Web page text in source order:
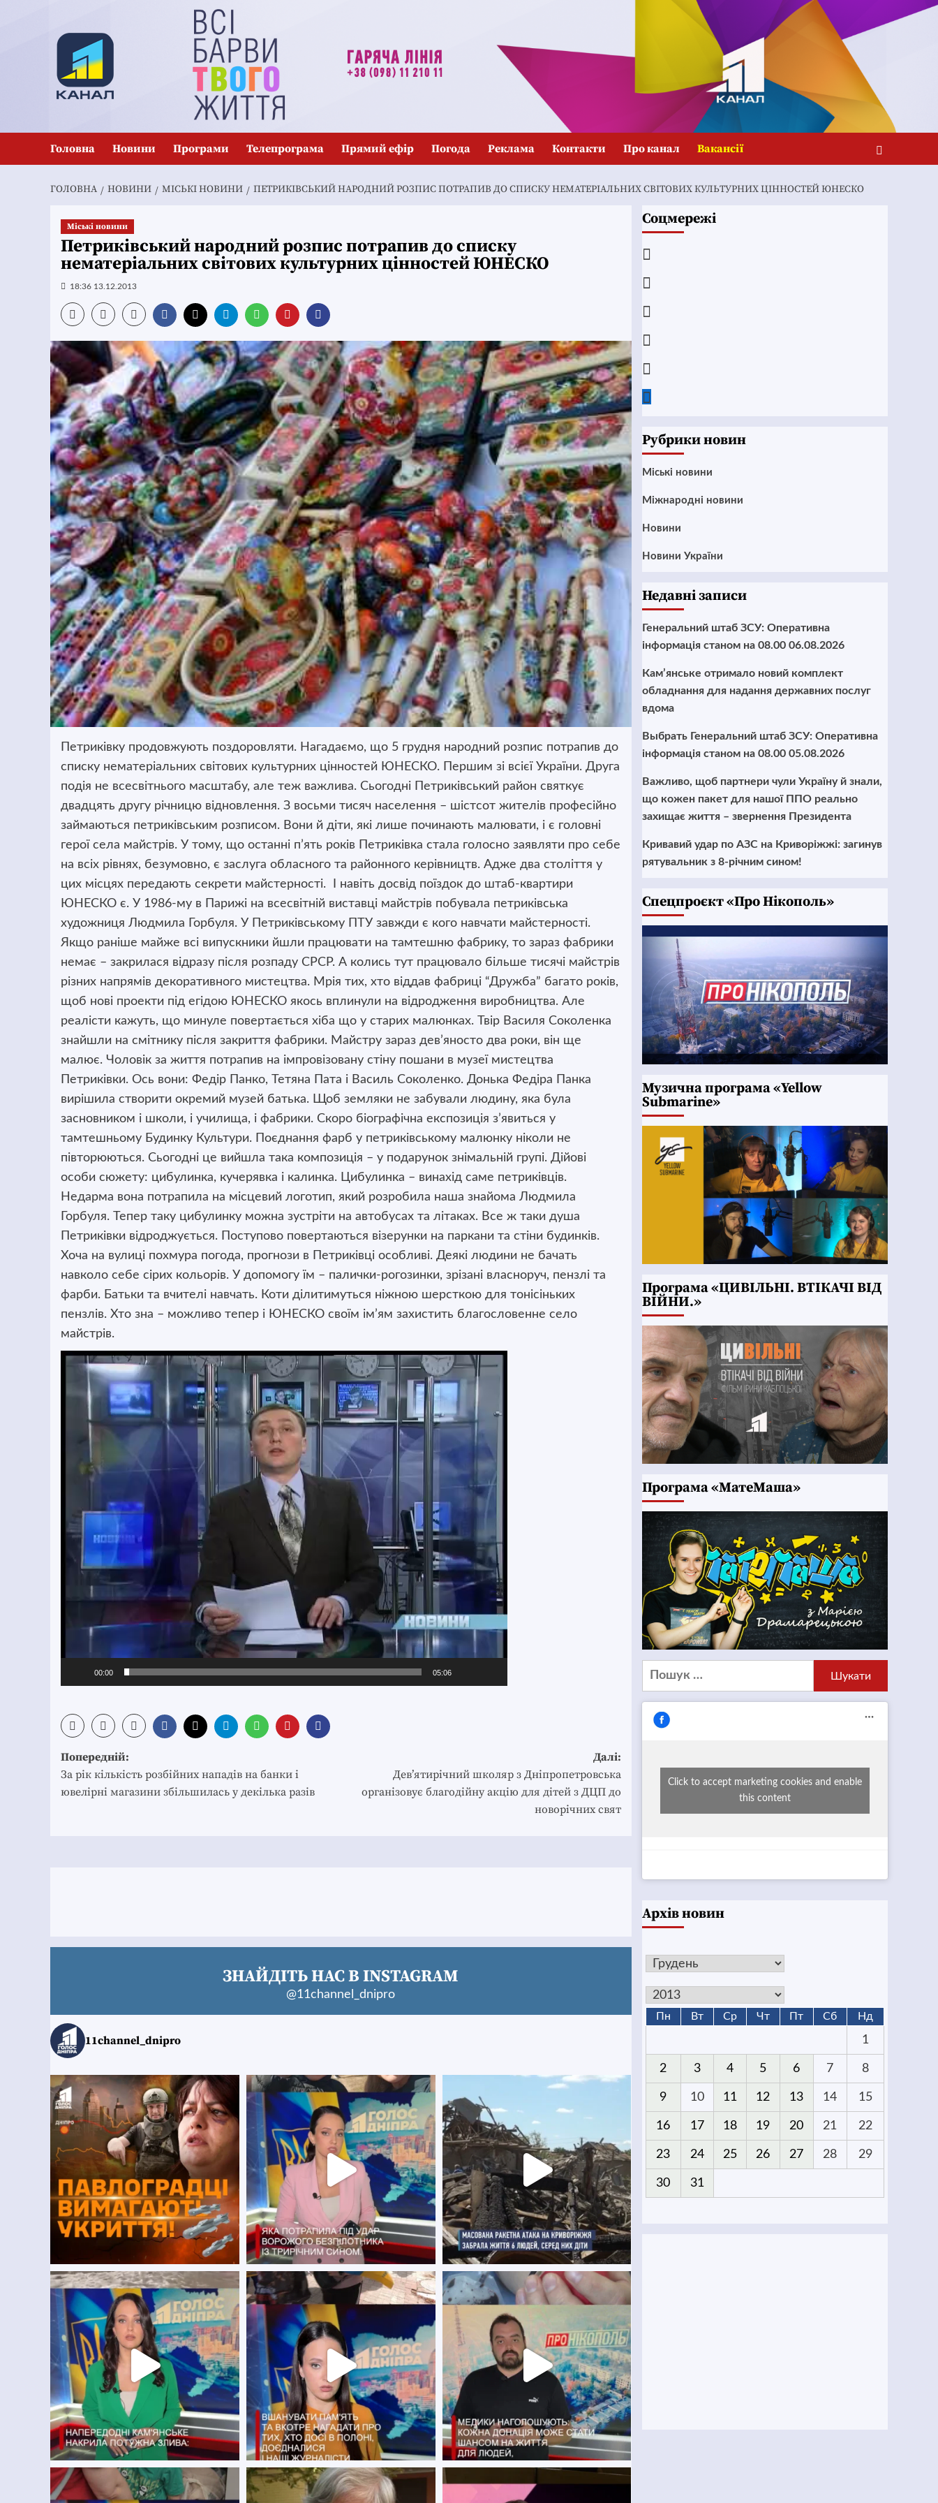
Головна Новини Програми Телепрограма Прямий ефір Погода Реклама Контакти Про канал Вакансії
ГОЛОВНА НОВИНИ MІСЬКІ НОВИНИ ПЕТРИКІВСЬКИЙ НАРОДНИЙ РОЗПИС ПОТРАПИВ ДО СПИСКУ НЕМАТЕРІАЛЬНИХ СВІТОВИХ КУЛЬТУРНИХ ЦІННОСТЕЙ ЮНЕСКО
Mіські новини
Петриківський народний розпис потрапив до списку
нематеріальних світових культурних цінностей ЮНЕСКО
18:36 13.12.2013
Петриківку продовжують поздоровляти. Нагадаємо, що 5 грудня народний розпис потрапив до
списку нематеріальних світових культурних цінностей ЮНЕСКО. Першим зі всієї України. Друга
подія не всесвітнього масштабу, але теж важлива. Сьогодні Петриківський район святкує
двадцять другу річницю відновлення. З восьми тисяч населення – шістсот жителів професійно
займаються петриківським розписом. Вони й діти, які лише починають малювати, і є головні
герої села майстрів. У тому, що останні п’ять років Петриківка стала голосно заявляти про себе
на всіх рівнях, безумовно, є заслуга обласного та районного керівництв. Адже два століття у
цих місцях передають секрети майстерності. І навіть досвід поїздок до штаб-квартири
ЮНЕСКО є. У 1986-му в Парижі на всесвітній виставці майстрів побувала петриківська
художниця Людмила Горбуля. У Петриківському ПТУ завжди є кого навчати майстерності.
Якщо раніше майже всі випускники йшли працювати на тамтешню фабрику, то зараз фабрики
немає – закрилася відразу після розпаду СРСР. А колись тут працювало більше тисячі майстрів
різних напрямів декоративного мистецтва. Мрія тих, хто віддав фабриці “Дружба” багато років,
щоб нові проекти під егідою ЮНЕСКО якось вплинули на відродження виробництва. Але
реалісти кажуть, що минуле повертається хіба що у старих малюнках. Твір Василя Соколенка
знайшли на смітнику після закриття фабрики. Майстру зараз дев’яносто два роки, він ще
малює. Чоловік за життя потрапив на імпровізовану стіну пошани в музеї мистецтва
Петриківки. Ось вони: Федір Панко, Тетяна Пата і Василь Соколенко. Донька Федіра Панка
вирішила створити окремий музей батька. Щоб земляки не забували людину, яка була
засновником і школи, і училища, і фабрики. Скоро біографічна експозиція з’явиться у
тамтешньому Будинку Культури. Поєднання фарб у петриківському малюнку ніколи не
півторюються. Сьогодні це вийшла така композиція – у подарунок знімальній групі. Дійові
особи сюжету: цибулинка, кучерявка і калинка. Цибулинка – винахід саме петриківців.
Недарма вона потрапила на місцевий логотип, який розробила наша знайома Людмила
Горбуля. Тепер таку цибулинку можна зустріти на автобусах та літаках. Все ж таки душа
Петриківки відроджується. Поступово повертаються візерунки на паркани та стіни будинків.
Хоча на вулиці похмура погода, прогнози в Петриківці особливі. Деякі людини не бачать
навколо себе сірих кольорів. У допомогу їм – палички-рогозинки, зрізані власноруч, пензлі та
фарби. Батьки та вчителі навчать. Коти ділитимуться ніжною шерсткою для тонісіньких
пензлів. Хто зна – можливо тепер і ЮНЕСКО своїм ім’ям захистить благословенне село
майстрів.
Відеопрогравач
00:00 05:06
Post
navigation
Попередній:
За рік кількість розбійних нападів на банки і
ювелірні магазини збільшилась у декілька разів
Далі:
Дев’ятирічний школяр з Дніпропетровська
організовує благодійну акцію для дітей з ДЦП до
новорічних свят
ЗНАЙДІТЬ НАС В INSTAGRAM
@11channel_dnipro
11channel_dnipro
Соцмережі
Рубрики новин
Mіські новини
Міжнародні новини
Новини
Новини України
Недавні записи
Генеральний штаб ЗСУ: Оперативна
інформація станом на 08.00 06.08.2026
Кам’янське отримало новий комплект
обладнання для надання державних послуг
вдома
Выбрать Генеральний штаб ЗСУ: Оперативна
інформація станом на 08.00 05.08.2026
Важливо, щоб партнери чули Україну й знали,
що кожен пакет для нашої ППО реально
захищає життя – звернення Президента
Кривавий удар по АЗС на Криворіжжі: загинув
рятувальник з 8-річним сином!
Cпецпроєкт «Про Нікополь»
Музична програма «Yellow
Submarine»
Програма «ЦИВІЛЬНІ. ВТІКАЧІ ВІД
ВІЙНИ.»
Програма «МатеМаша»
Пошук:
Click to accept marketing cookies and enable
this content
Архів новин
Пн Вт Ср Чт Пт Сб Нд
1
2 3 4 5 6 7 8
9 10 11 12 13 14 15
16 17 18 19 20 21 22
23 24 25 26 27 28 29
30 31